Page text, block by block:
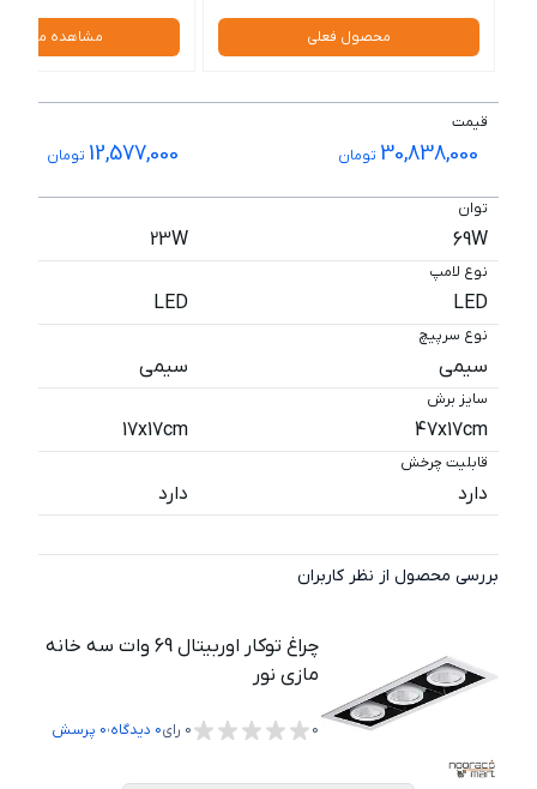
محصول فعلی مشاهده
قیمت
30,838,000 تومان 12,577,000 تومان
توان
69W
23W
نوع لامپ
LED
LED
نوع سرپیچ
سیمی سیمی
سایز برش
47x17cm
17x17cm
قابلیت چرخش
دارد دارد
بررسی محصول از نظر کاربران
چراغ توکار اوربیتال 69 وات سه خانه
مازی نور
0
0 رای0 دیدگاه،0 پرسش